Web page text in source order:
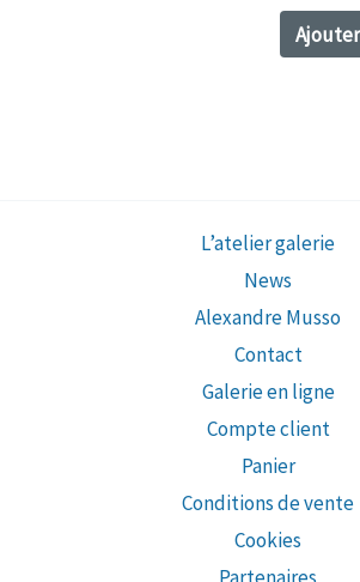
L’atelier galerie
News
Alexandre Musso
Contact
Galerie en ligne
Compte client
Panier
Conditions de vente
Cookies